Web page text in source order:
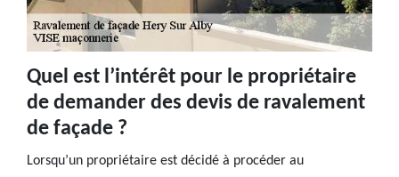
Quel est l’intérêt pour le propriétaire
de demander des devis de ravalement
de façade ?
Lorsqu’un propriétaire est décidé à procéder au